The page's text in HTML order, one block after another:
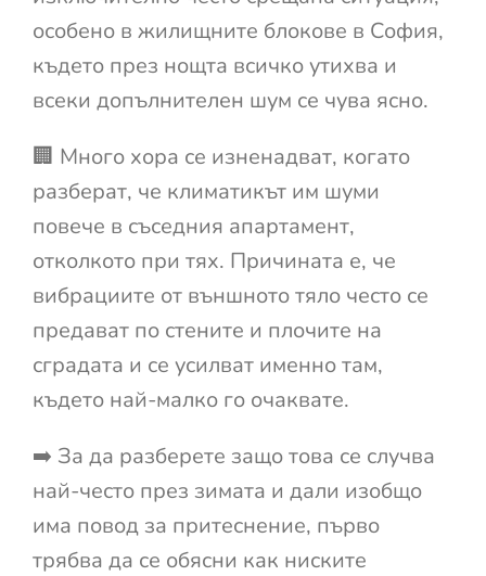
особено в жилищните блокове в София,
където през нощта всичко утихва и
всеки допълнителен шум се чува ясно.
🏢 Много хора се изненадват, когато
разберат, че климатикът им шуми
повече в съседния апартамент,
отколкото при тях. Причината е, че
вибрациите от външното тяло често се
предават по стените и плочите на
сградата и се усилват именно там,
където най-малко го очаквате.
➡️ За да разберете защо това се случва
най-често през зимата и дали изобщо
има повод за притеснение, първо
трябва да се обясни как ниските